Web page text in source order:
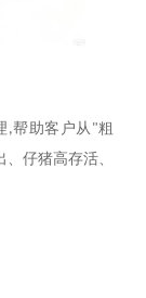
,帮助客户从 "粗
仔猪高存活、